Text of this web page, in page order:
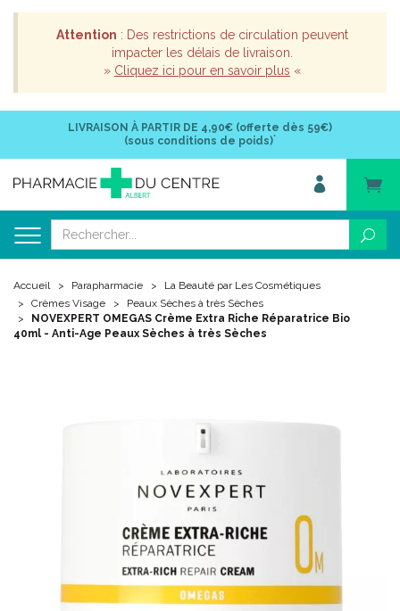
Attention : Des restrictions de circulation peuvent
impacter les délais de livraison.
» Cliquez ici pour en savoir plus «
LIVRAISON À PARTIR DE 4,90€ (offerte dès 59€)
(sous conditions de poids)*
Accueil Parapharmacie
La Beauté par Les Cosmétiques
Crèmes Visage
Peaux Sèches à très Sèches
NOVEXPERT OMEGAS Crème Extra Riche Réparatrice Bio
40ml - Anti-Age Peaux Sèches à très Sèches